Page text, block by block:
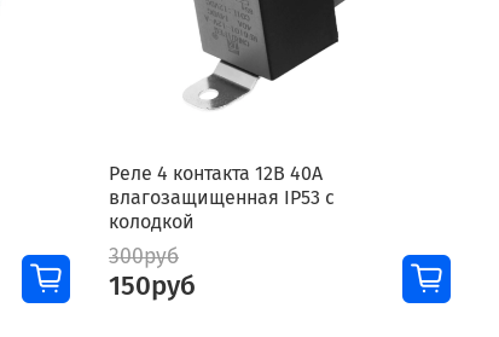
Реле 4 контакта 12В 40А
влагозащищенная IP53 с
колодкой
300руб
150руб